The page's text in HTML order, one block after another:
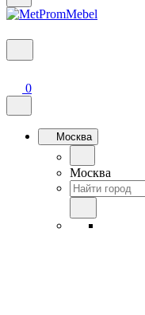
0
Москва
Москва